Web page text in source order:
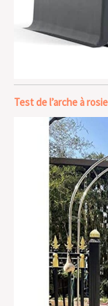
Test de l’arche à